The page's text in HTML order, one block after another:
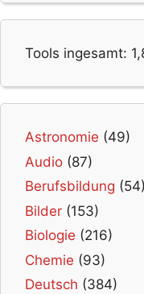
Tools ingesamt:
Astronomie (49)
Audio (87)
Berufsbildung (54)
Bilder (153)
Biologie (216)
Chemie (93)
Deutsch (384)